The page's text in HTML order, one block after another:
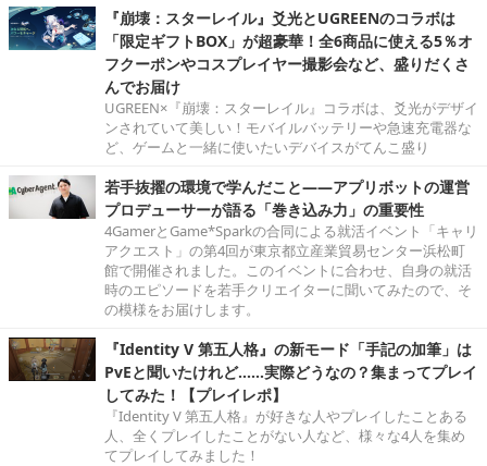
『崩壊：スターレイル』爻光とUGREENのコラボは
「限定ギフトBOX」が超豪華！全6商品に使える5％オ
フクーポンやコスプレイヤー撮影会など、盛りだくさ
んでお届け
UGREEN×『崩壊：スターレイル』コラボは、爻光がデザイ
ンされていて美しい！モバイルバッテリーや急速充電器な
ど、ゲームと一緒に使いたいデバイスがてんこ盛り
若手抜擢の環境で学んだこと――アプリボットの運営
プロデューサーが語る「巻き込み力」の重要性
4GamerとGame*Sparkの合同による就活イベント「キャリ
アクエスト」の第4回が東京都立産業貿易センター浜松町
館で開催されました。このイベントに合わせ、自身の就活
時のエピソードを若手クリエイターに聞いてみたので、そ
の模様をお届けします。
『Identity V 第五人格』の新モード「手記の加筆」は
PvEと聞いたけれど……実際どうなの？集まってプレイ
してみた！【プレイレポ】
『Identity V 第五人格』が好きな人やプレイしたことある
人、全くプレイしたことがない人など、様々な4人を集め
てプレイしてみました！